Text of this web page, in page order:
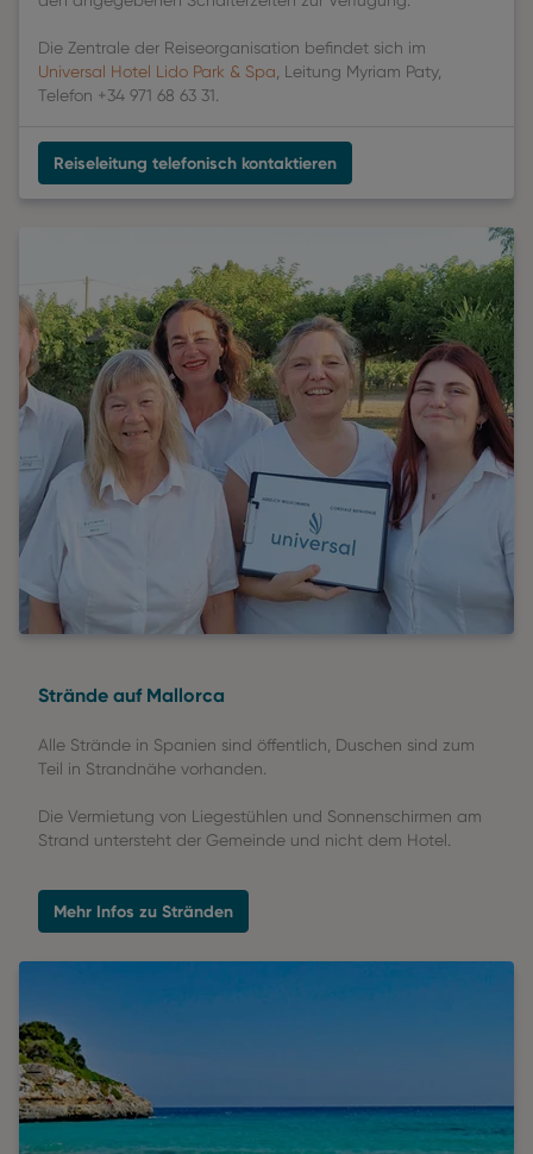
Die Zentrale der Reiseorganisation befindet sich im
Universal Hotel Lido Park & Spa, Leitung Myriam Paty,
Telefon +34 971 68 63 31.
Reiseleitung telefonisch kontaktieren
Strände auf Mallorca
Alle Strände in Spanien sind öffentlich, Duschen sind zum
Teil in Strandnähe vorhanden.
Die Vermietung von Liegestühlen und Sonnenschirmen am
Strand untersteht der Gemeinde und nicht dem Hotel.
Mehr Infos zu Stränden